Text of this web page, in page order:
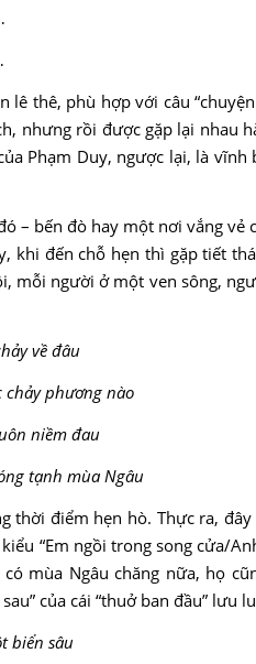
lê thê, phù hợp với câu
nhưng rồi được gặp lại nhau
Phạm Duy, ngược lại, là
– bến đò hay một nơi vắng vẻ
khi đến chỗ hẹn thì gặp tiết
mỗi người ở một ven sông,
về đâu
phương nào
niềm đau
tạnh mùa Ngâu
thời điểm hẹn hò. Thực ra,
kiểu “Em ngồi trong song
mùa Ngâu chăng nữa, họ
của cái “thuở ban đầu” lưu
biển sâu